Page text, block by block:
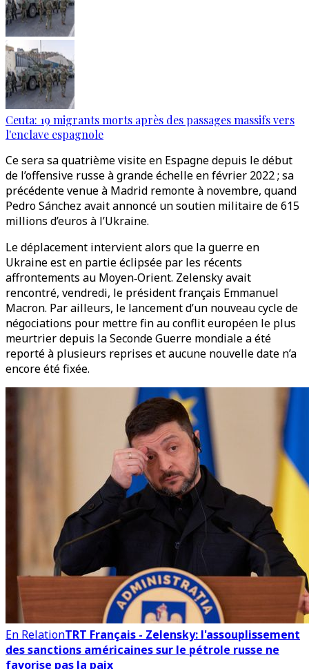
Ceuta: 19 migrants morts après des passages massifs vers
l'enclave espagnole
Ce sera sa quatrième visite en Espagne depuis le début
de l’offensive russe à grande échelle en février 2022 ; sa
précédente venue à Madrid remonte à novembre, quand
Pedro Sánchez avait annoncé un soutien militaire de 615
millions d’euros à l’Ukraine.
Le déplacement intervient alors que la guerre en
Ukraine est en partie éclipsée par les récents
affrontements au Moyen‑Orient. Zelensky avait
rencontré, vendredi, le président français Emmanuel
Macron. Par ailleurs, le lancement d’un nouveau cycle de
négociations pour mettre fin au conflit européen le plus
meurtrier depuis la Seconde Guerre mondiale a été
reporté à plusieurs reprises et aucune nouvelle date n’a
encore été fixée.
En RelationTRT Français - Zelensky: l'assouplissement
des sanctions américaines sur le pétrole russe ne
favorise pas la paix